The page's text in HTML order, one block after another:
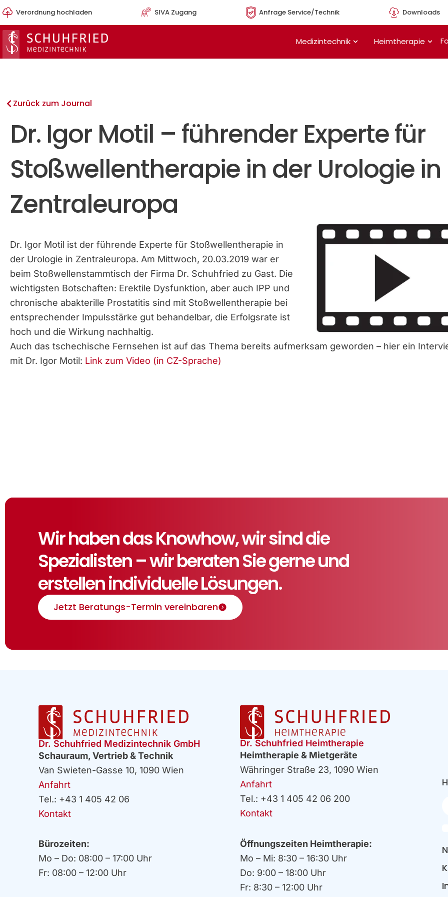
Zum
Inhalt
springen
Verordnung hochladen SIVA Zugang Anfrage Service/Technik Downloads
Medizintechnik Öffne Medizintechnik
Heimtherapie
Zurück zum Journal
Dr. Igor Motil – führender Experte für
Stoßwellentherapie in der Urologie in
Zentraleuropa
Dr. Igor Motil ist der führende Experte für Stoßwellentherapie in
der Urologie in Zentraleuropa. Am Mittwoch, 20.03.2019 war er
beim Stoßwellenstammtisch der Firma Dr. Schuhfried zu Gast. Die
wichtigsten Botschaften: Erektile Dysfunktion, aber auch IPP und
chronische abakterille Prostatitis sind mit Stoßwellentherapie bei
entsprechender Impulsstärke gut behandelbar, die Erfolgsrate ist
hoch und die Wirkung nachhaltig.
Auch das tschechische Fernsehen ist auf das Thema bereits aufmerksam geworden – hier ein
mit Dr. Igor Motil: Link zum Video (in CZ-Sprache)
Wir haben das Knowhow, wir sind die
Spezialisten – wir beraten Sie gerne und
erstellen individuelle Lösungen.
Jetzt Beratungs-Termin vereinbaren
Dr. Schuhfried Medizintechnik GmbH
Schauraum, Vertrieb & Technik
Van Swieten-Gasse 10, 1090 Wien
Anfahrt
Tel.: +43 1 405 42 06
Kontakt
Bürozeiten:
Mo – Do: 08:00 – 17:00 Uhr
Fr: 08:00 – 12:00 Uhr
Dr. Schuhfried Heimtherapie
Heimtherapie & Mietgeräte
Währinger Straße 23, 1090 Wien
Anfahrt
Tel.: +43 1 405 42 06 200
Kontakt
Öffnungszeiten Heimtherapie:
Mo – Mi: 8:30 – 16:30 Uhr
Do: 9:00 – 18:00 Uhr
Fr: 8:30 – 12:00 Uhr